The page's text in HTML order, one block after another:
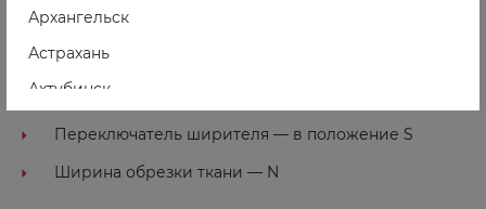
Натяжение нити нижнего петлителя — 3
Длина стежка (SL) — 3
Переключатель ширителя — в положение S
Ширина обрезки ткани — N
Архангельск
Астрахань
Ахтубинск
Ачинск